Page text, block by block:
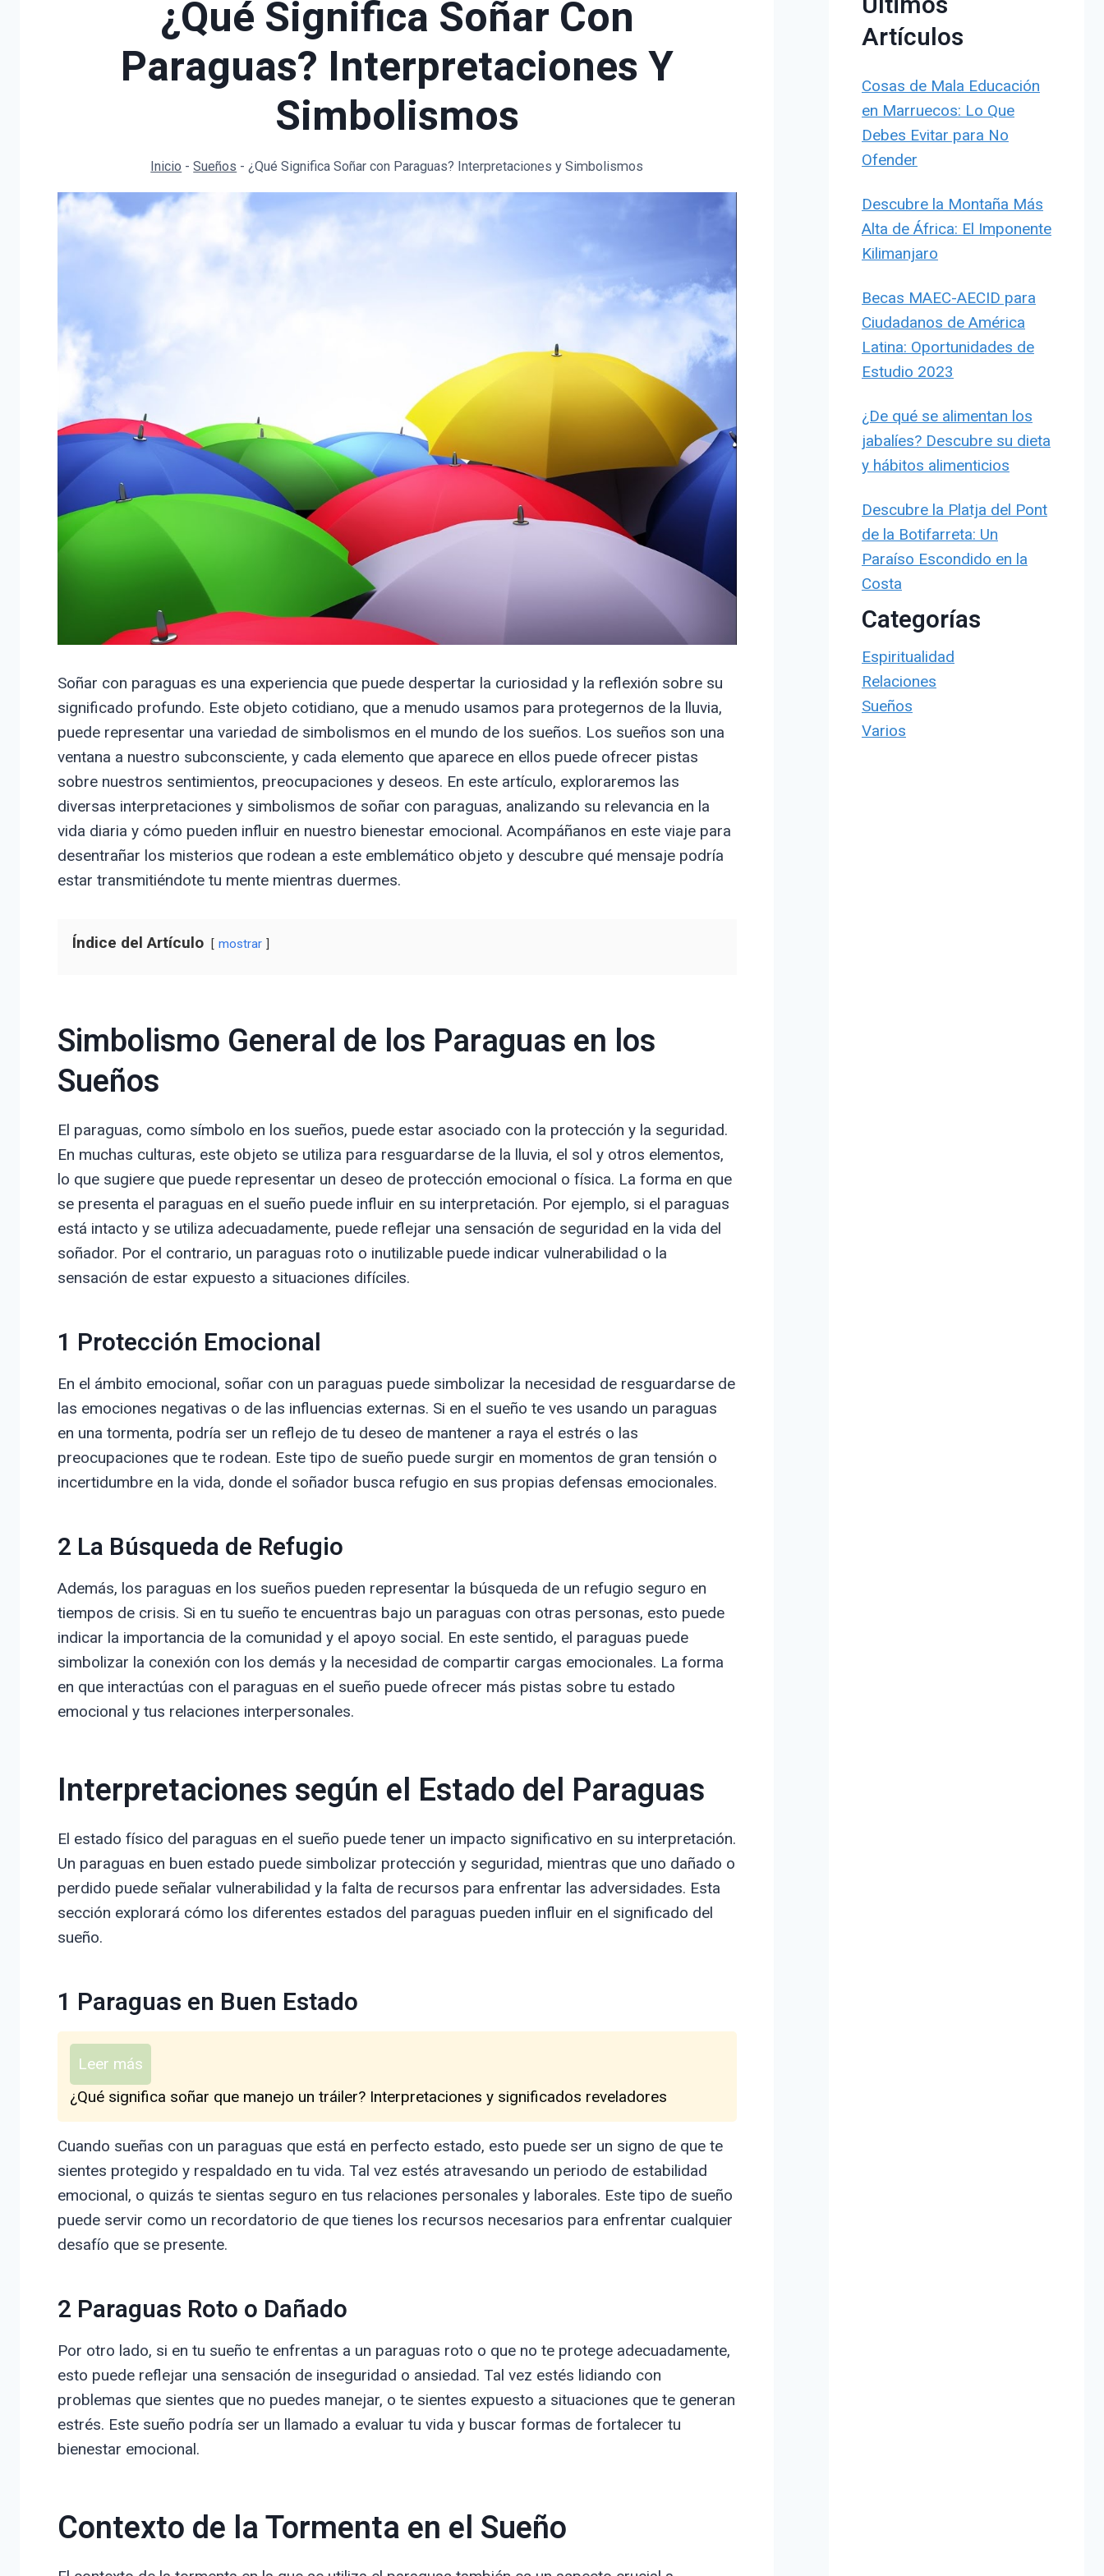
¿Qué Significa Soñar Con
Paraguas? Interpretaciones Y
Simbolismos
Inicio -Sueños - ¿Qué Significa Soñar con Paraguas? Interpretaciones y Simbolismos
Soñar con paraguas es una experiencia que puede despertar la curiosidad y la reflexión sobre su
significado profundo. Este objeto cotidiano, que a menudo usamos para protegernos de la lluvia,
puede representar una variedad de simbolismos en el mundo de los sueños. Los sueños son una
ventana a nuestro subconsciente, y cada elemento que aparece en ellos puede ofrecer pistas
sobre nuestros sentimientos, preocupaciones y deseos. En este artículo, exploraremos las
diversas interpretaciones y simbolismos de soñar con paraguas, analizando su relevancia en la
vida diaria y cómo pueden influir en nuestro bienestar emocional. Acompáñanos en este viaje para
desentrañar los misterios que rodean a este emblemático objeto y descubre qué mensaje podría
estar transmitiéndote tu mente mientras duermes.
Índice del Artículo mostrar
Simbolismo General de los Paraguas en los
Sueños
El paraguas, como símbolo en los sueños, puede estar asociado con la protección y la seguridad.
En muchas culturas, este objeto se utiliza para resguardarse de la lluvia, el sol y otros elementos,
lo que sugiere que puede representar un deseo de protección emocional o física. La forma en que
se presenta el paraguas en el sueño puede influir en su interpretación. Por ejemplo, si el paraguas
está intacto y se utiliza adecuadamente, puede reflejar una sensación de seguridad en la vida del
soñador. Por el contrario, un paraguas roto o inutilizable puede indicar vulnerabilidad o la
sensación de estar expuesto a situaciones difíciles.
1 Protección Emocional
En el ámbito emocional, soñar con un paraguas puede simbolizar la necesidad de resguardarse de
las emociones negativas o de las influencias externas. Si en el sueño te ves usando un paraguas
en una tormenta, podría ser un reflejo de tu deseo de mantener a raya el estrés o las
preocupaciones que te rodean. Este tipo de sueño puede surgir en momentos de gran tensión o
incertidumbre en la vida, donde el soñador busca refugio en sus propias defensas emocionales.
2 La Búsqueda de Refugio
Además, los paraguas en los sueños pueden representar la búsqueda de un refugio seguro en
tiempos de crisis. Si en tu sueño te encuentras bajo un paraguas con otras personas, esto puede
indicar la importancia de la comunidad y el apoyo social. En este sentido, el paraguas puede
simbolizar la conexión con los demás y la necesidad de compartir cargas emocionales. La forma
en que interactúas con el paraguas en el sueño puede ofrecer más pistas sobre tu estado
emocional y tus relaciones interpersonales.
Interpretaciones según el Estado del Paraguas
El estado físico del paraguas en el sueño puede tener un impacto significativo en su interpretación.
Un paraguas en buen estado puede simbolizar protección y seguridad, mientras que uno dañado o
perdido puede señalar vulnerabilidad y la falta de recursos para enfrentar las adversidades. Esta
sección explorará cómo los diferentes estados del paraguas pueden influir en el significado del
sueño.
1 Paraguas en Buen Estado
Leer más
¿Qué significa soñar que manejo un tráiler? Interpretaciones y significados reveladores
Cuando sueñas con un paraguas que está en perfecto estado, esto puede ser un signo de que te
sientes protegido y respaldado en tu vida. Tal vez estés atravesando un periodo de estabilidad
emocional, o quizás te sientas seguro en tus relaciones personales y laborales. Este tipo de sueño
puede servir como un recordatorio de que tienes los recursos necesarios para enfrentar cualquier
desafío que se presente.
2 Paraguas Roto o Dañado
Por otro lado, si en tu sueño te enfrentas a un paraguas roto o que no te protege adecuadamente,
esto puede reflejar una sensación de inseguridad o ansiedad. Tal vez estés lidiando con
problemas que sientes que no puedes manejar, o te sientes expuesto a situaciones que te generan
estrés. Este sueño podría ser un llamado a evaluar tu vida y buscar formas de fortalecer tu
bienestar emocional.
Contexto de la Tormenta en el Sueño
Artículos
Cosas de Mala Educación
en Marruecos: Lo Que
Debes Evitar para No
Ofender
Descubre la Montaña Más
Alta de África: El Imponente
Kilimanjaro
Becas MAEC-AECID para
Ciudadanos de América
Latina: Oportunidades de
Estudio 2023
¿De qué se alimentan los
jabalíes? Descubre su dieta
y hábitos alimenticios
Descubre la Platja del Pont
de la Botifarreta: Un
Paraíso Escondido en la
Costa
Categorías
Espiritualidad
Relaciones
Sueños
Varios